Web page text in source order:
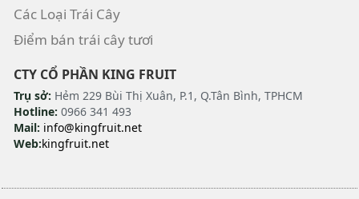
Các Loại Trái Cây
Điểm bán trái cây tươi
CTY CỔ PHẦN KING FRUIT
Trụ sở: Hẻm 229 Bùi Thị Xuân, P.1, Q.Tân Bình, TPHCM
Hotline: 0966 341 493
Mail: info@kingfruit.net
Web:kingfruit.net